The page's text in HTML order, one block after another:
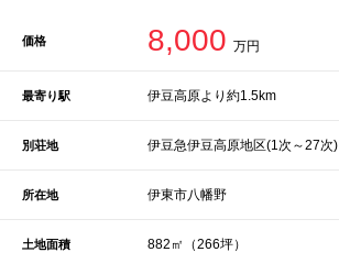
価格 8,000 万円
最寄り駅 伊豆高原より約1.5km
別荘地 伊豆急伊豆高原地区(1次～27次)
所在地 伊東市八幡野
土地面積 882㎡（266坪）